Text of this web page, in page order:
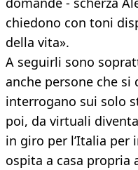
chiedono con toni
della vita».
A seguirli sono
anche persone che si
interrogano sui solo
poi, da virtuali
in giro per l’Italia per
ospita a casa propria